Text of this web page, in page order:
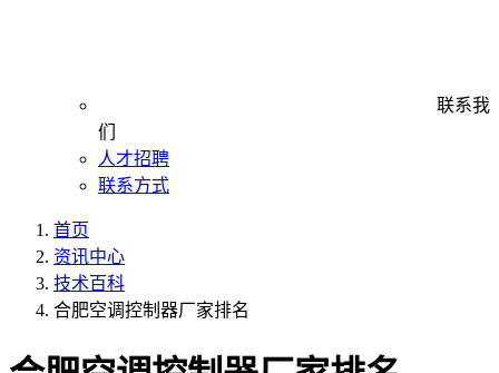
联系我
们
人才招聘
联系方式
首页
资讯中心
技术百科
合肥空调控制器厂家排名